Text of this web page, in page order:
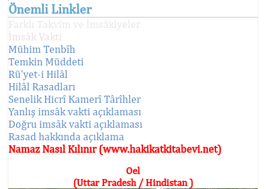
Önemli Linkler
Farklı Takvim ve İmsâkiyeler
İmsâk Vakti
Mühim Tenbîh
Temkin Müddeti
Rü'yet-i Hilâl
Hilâl Rasadları
Senelik Hicrî Kamerî Târîhler
Yanlış imsâk vakti açıklaması
Doğru imsâk vakti açıklaması
Rasad hakkında açıklama
Namaz Nasıl Kılınır (www.hakikatkitabevi.net)
Oel
(Uttar Pradesh / Hindistan )